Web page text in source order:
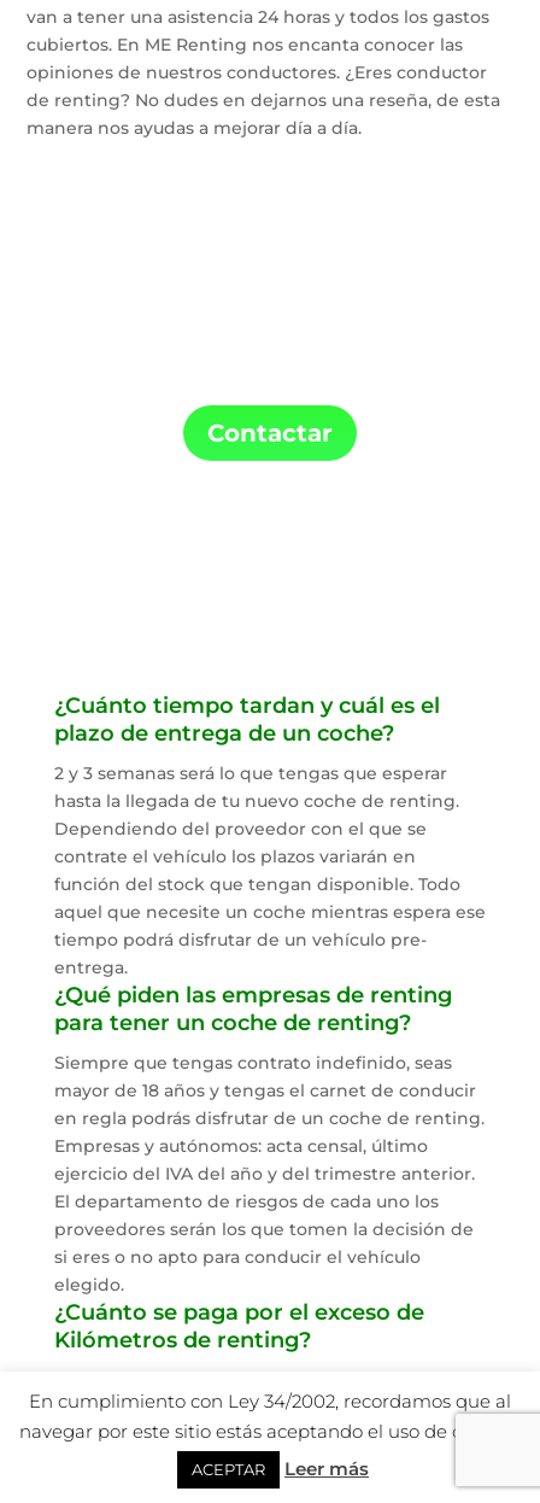
van a tener una asistencia 24 horas y todos los gastos
cubiertos. En ME Renting nos encanta conocer las
opiniones de nuestros conductores. ¿Eres conductor
de renting? No dudes en dejarnos una reseña, de esta
manera nos ayudas a mejorar día a día.
Contactar
¿Cuánto tiempo tardan y cuál es el
plazo de entrega de un coche?
2 y 3 semanas será lo que tengas que esperar
hasta la llegada de tu nuevo coche de renting.
Dependiendo del proveedor con el que se
contrate el vehículo los plazos variarán en
función del stock que tengan disponible. Todo
aquel que necesite un coche mientras espera ese
tiempo podrá disfrutar de un vehículo pre-
entrega.
¿Qué piden las empresas de renting
para tener un coche de renting?
Siempre que tengas contrato indefinido, seas
mayor de 18 años y tengas el carnet de conducir
en regla podrás disfrutar de un coche de renting.
Empresas y autónomos: acta censal, último
ejercicio del IVA del año y del trimestre anterior.
El departamento de riesgos de cada uno los
proveedores serán los que tomen la decisión de
si eres o no apto para conducir el vehículo
elegido.
¿Cuánto se paga por el exceso de
Kilómetros de renting?
de la diferencia de kilómetros.
Si, por el contrario, recorres menos te
devolveremos la diferencia.
¿Pueden variar las cuotas en renting o
En cumplimiento con Ley 34/2002, recordamos que al
navegar por este sitio estás aceptando el uso de cookies.
ACEPTAR Leer más